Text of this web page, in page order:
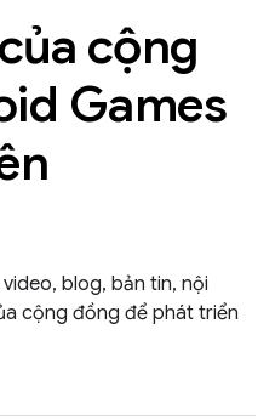
cộng
Games
blog, bản tin, nội
cộng đồng để phát triển